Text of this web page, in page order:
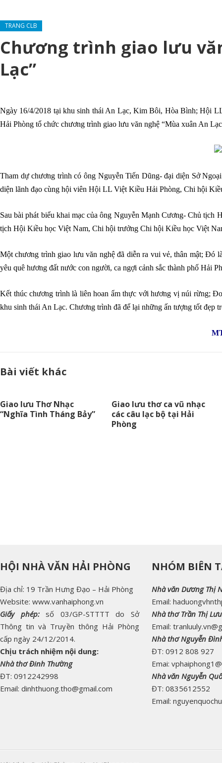
TRANG CLB
Chương trình giao lưu
Lạc”
Ngày 16/4/2018 tại khu sinh thái An Lạc, Kim Bôi, Hòa Bình; Hội
Hải Phòng tổ chức chương trình giao lưu văn nghệ “Mùa xuân An
Tham dự chương trình có ông Nguyễn Tiến Dũng- đại diện Sở
diện lãnh đạo cùng hội viên Hội LL Việt Kiều Hải Phòng, Chi hội
Sau bài phát biểu khai mạc của ông Nguyễn Mạnh Cương- Chủ
tịch Hội Kiều học Việt Nam, Chi hội trưởng Chi hội Kiều học Việt
Một chương trình giao lưu văn nghệ đã diễn ra vui vẻ, thân mật; Đó
yêu quê hương đất nước con người, ca ngợi cảnh sắc thành phố Hải
Kết thúc chương trình là liên hoan ẩm thực với hương vị núi rừng;
khu sinh thái An Lạc. Chương trình đã để lại những ấn tượng tốt đẹp
Bài viết khác
Giao lưu Thơ Nhạc
“Nghĩa Tình Tháng Bảy”
Giao lưu thơ ca vũ nhạc
các câu lạc bộ tại Hải
Phòng
HỘI NHÀ VĂN HẢI PHÒNG
Địa chỉ: 19 Trần Hưng Đạo – Hải Phòng
Website: www.vanhaiphong.vn
Giấy phép:
số 03/GP-STTTT do Sở
Thông tin và Truyền thông Hải Phòng
cấp ngày 24/12/2014.
Chịu trách nhiệm nội dung:
Nhà thơ Đinh Thường
ĐT: 0912242998
Email: dinhthuong.tho@gmail.com
NHÓM BIÊN
Nhà văn Dương Thị
Email:
Nhà thơ Trần Thị
Email:
Nhà thơ Nguyễn
ĐT: 0912 808 927
Emai:
Nhà văn Nguyễn
ĐT: 0835612552
Email: